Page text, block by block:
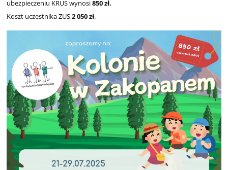
ubezpieczeniu KRUS wynosi850 zł.
Koszt uczestnika ZUS2 050 zł.